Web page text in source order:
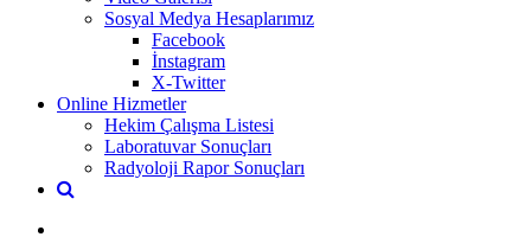
Sosyal Medya Hesaplarımız
Facebook
İnstagram
X-Twitter
Online Hizmetler
Hekim Çalışma Listesi
Laboratuvar Sonuçları
Radyoloji Rapor Sonuçları